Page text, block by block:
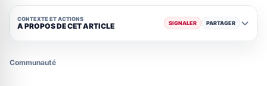
CONTEXTE ET ACTIONS
A PROPOS DE CET ARTICLE SIGNALER PARTAGER
Communauté